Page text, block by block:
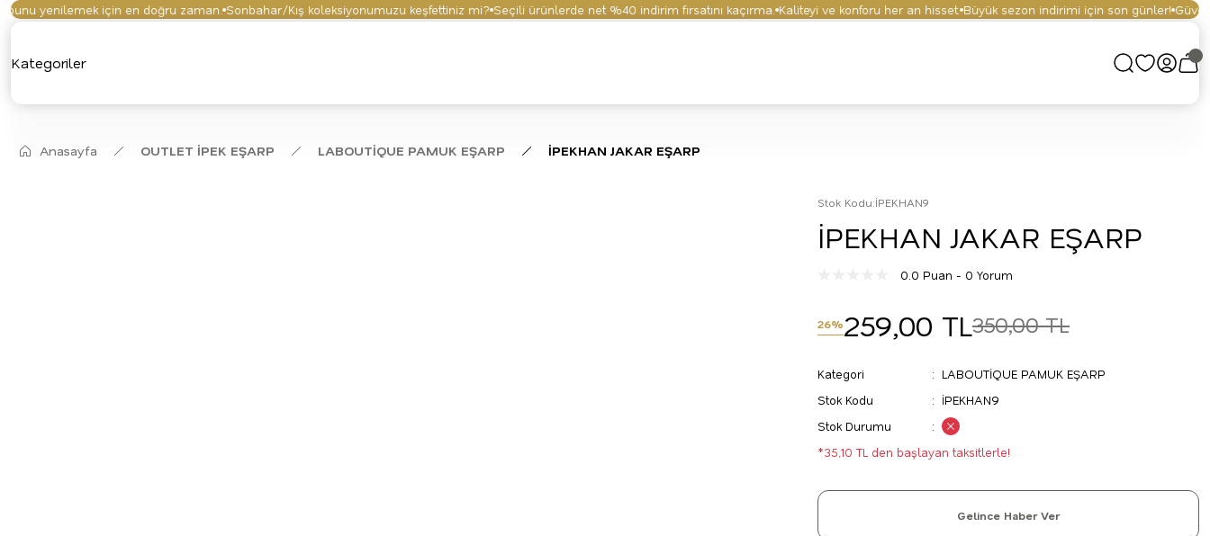
yenilemek için en doğru zaman. Sonbahar/Kış koleksiyonumuzu keşfettiniz mi? Seçili ürünlerde net %40 indirim fırsatını kaçırma. Kaliteyi ve konforu her an hisset. Büyük sezon indirimi için son günler! Güvenli
Kategoriler
Anasayfa OUTLET İPEK EŞARP LABOUTİQUE PAMUK EŞARP İPEKHAN JAKAR EŞARP
Stok Kodu:İPEKHAN9
İPEKHAN JAKAR EŞARP
0.0 Puan - 0 Yorum
26%259,00 TL350,00 TL
Kategori
LABOUTİQUE PAMUK EŞARP
Stok Kodu
İPEKHAN9
Stok Durumu
*35,10 TL den başlayan taksitlerle!
Gelince Haber Ver